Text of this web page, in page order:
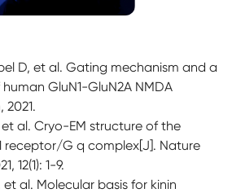
D, et al. Gating mechanism and a
GluN1-GluN2A NMDA
2021.
et al. Cryo-EM structure of the
receptor/G q complex[J]. Nature
12(1): 1-9.
et al. Molecular basis for kinin